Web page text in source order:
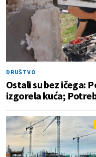
DRUŠTVO
Ostali su bez ičega:
izgorela kuća;